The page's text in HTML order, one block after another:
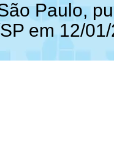
Paulo,
em 12/